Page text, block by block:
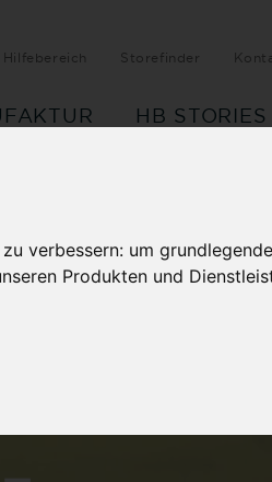
verbessern: um grundlegende
Produkten und
Hilfebereich Storefinder
HB STORIES